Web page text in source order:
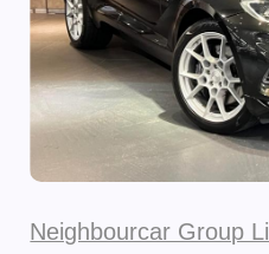
Neighbourcar Group